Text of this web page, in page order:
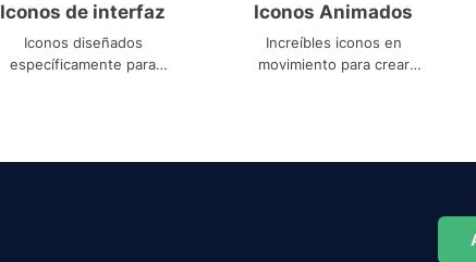
Iconos de interfaz
Iconos diseñados
específicamente para
Iconos Animados
Increíbles iconos en
movimiento para crear